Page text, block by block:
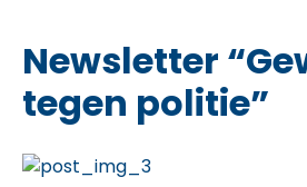
Newsletter
tegen politie”